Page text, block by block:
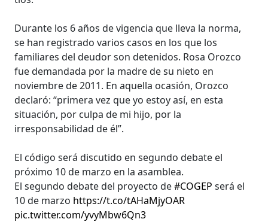
Durante los 6 años de vigencia que lleva la norma,
se han registrado varios casos en los que los
familiares del deudor son detenidos. Rosa Orozco
fue demandada por la madre de su nieto en
noviembre de 2011. En aquella ocasión, Orozco
declaró: “primera vez que yo estoy así, en esta
situación, por culpa de mi hijo, por la
irresponsabilidad de él”.
El código será discutido en segundo debate el
próximo 10 de marzo en la asamblea.
El segundo debate del proyecto de#COGEP será el
10 de marzo https://t.co/tAHaMjyOAR
pic.twitter.com/yvyMbw6Qn3